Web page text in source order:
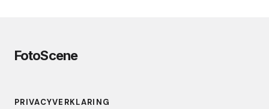
FotoScene
PRIVACYVERKLARING